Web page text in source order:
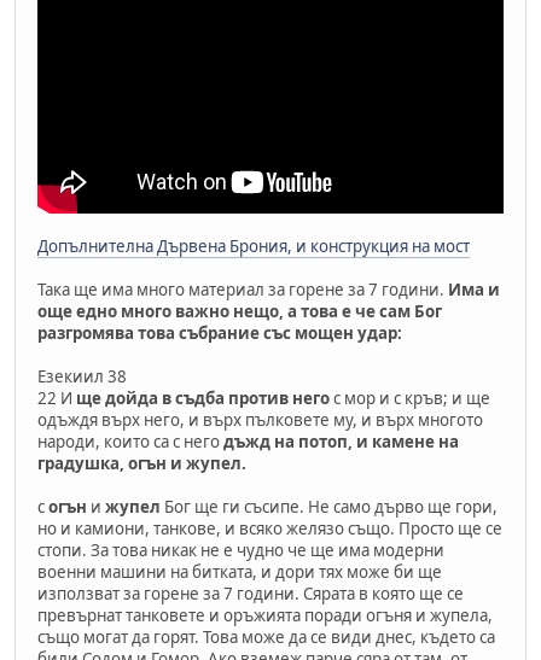
Допълнителна Дървена Брония, и конструкция на мост
Така ще има много материал за горене за 7 години. Има и
още едно много важно нещо, а това е че сам Бог
разгромява това събрание със мощен удар:
Езекиил 38
22 И ще дойда в съдба против негос мор и с кръв; и ще
одъждя върх него, и върх пълковете му, и върх многото
народи, които са с негодъжд на потоп, и камене на
градушка, огън и жупел.
согън и жупел Бог ще ги съсипе. Не само дърво ще гори,
но и камиони, танкове, и всяко желязо също. Просто ще се
стопи. За това никак не е чудно че ще има модерни
военни машини на битката, и дори тях може би ще
използват за горене за 7 години. Сярата в която ще се
превърнат танковете и оръжията поради огъня и жупела,
също могат да горят. Това може да се види днес, където са